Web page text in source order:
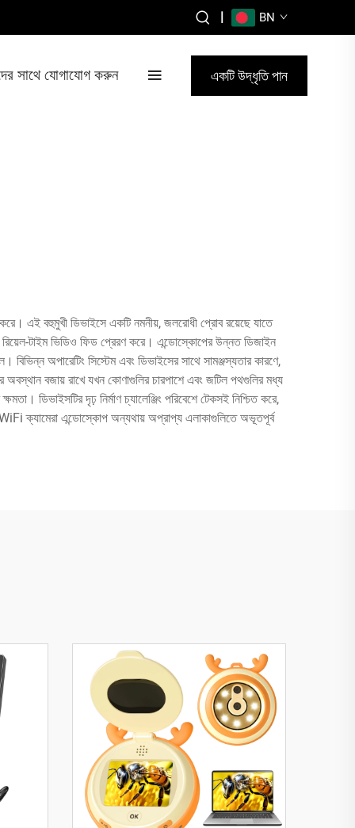
| BN
সাথে যোগাযোগ করুন একটি উদ্ধৃতি পান
এই বহুমুখী ডিভাইসে একটি নমনীয়, জলরোধী প্রোব রয়েছে যাতে
রিয়েল-টাইম ভিডিও ফিড প্রেরণ করে। এন্ডোস্কোপের উন্নত ডিজাইন
অপারেটিং সিস্টেম এবং ডিভাইসের সাথে সামঞ্জস্যতার কারণে,
অবস্থান বজায় রাখে যখন কোণাগুলির চারপাশে এবং জটিল পথগুলির মধ্য
ডিভাইসটির দৃঢ় নির্মাণ চ্যালেঞ্জিং পরিবেশে টেকসই নিশ্চিত করে,
WiFi ক্যামেরা এন্ডোস্কোপ অন্যথায় অপ্রাপ্য এলাকাগুলিতে অভূতপূর্ব